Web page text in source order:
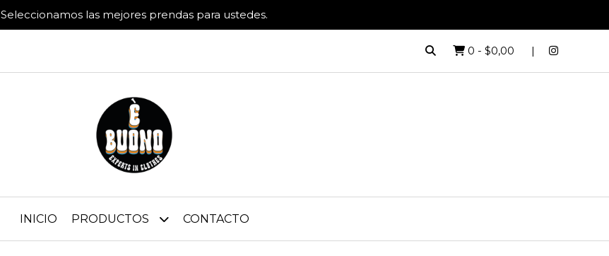
Seleccionamos las mejores prendas para ustedes.
0 - $0,00
INICIO PRODUCTOS CONTACTO